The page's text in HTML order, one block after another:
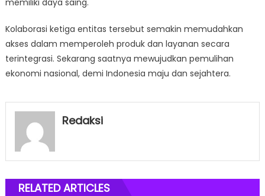
memiliki daya saing.
Kolaborasi ketiga entitas tersebut semakin memudahkan
akses dalam memperoleh produk dan layanan secara
terintegrasi. Sekarang saatnya mewujudkan pemulihan
ekonomi nasional, demi Indonesia maju dan sejahtera.
Redaksi
RELATED ARTICLES